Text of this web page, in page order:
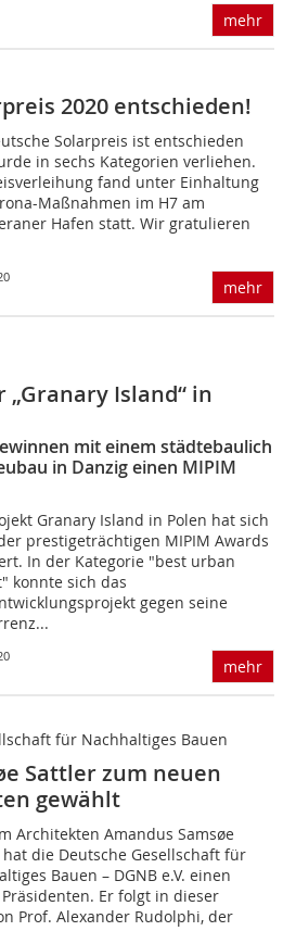
mehr
2020 entschieden!
Solarpreis ist entschieden
in sechs Kategorien verliehen.
fand unter Einhaltung
Maßnahmen im H7 am
Hafen statt. Wir gratulieren
mehr
„Granary Island“ in
mit einem städtebaulich
in Danzig einen MIPIM
Granary Island in Polen hat sich
prestigeträchtigen MIPIM Awards
In der Kategorie "best urban
konnte sich das
gegen seine
mehr
für Nachhaltiges Bauen
Sattler zum neuen
gewählt
Architekten Amandus Samsøe
die Deutsche Gesellschaft für
Bauen – DGNB e.V. einen
Er folgt in dieser
Prof. Alexander Rudolphi, der